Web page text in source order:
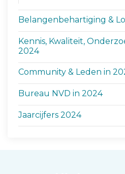
Belangenbehartiging &
Kennis, Kwaliteit,
2024
Community & Leden in
Bureau NVD in 2024
Jaarcijfers 2024